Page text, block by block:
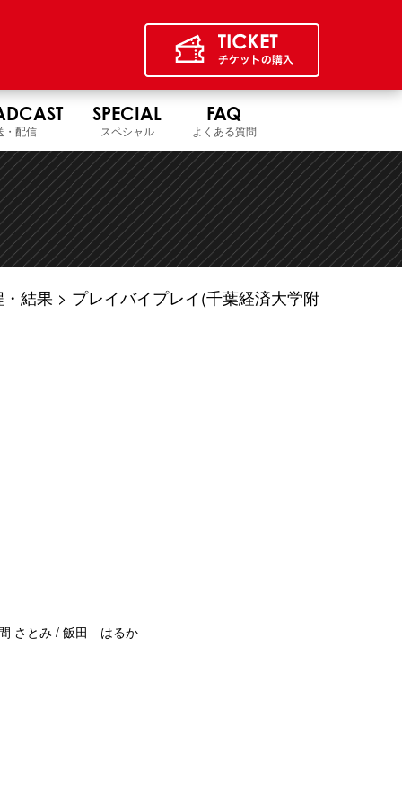
・配信
SPECIAL
スペシャル
FAQ
よくある質問
・結果
プレイバイプレイ(千葉経済大学附
さとみ / 飯田 はるか